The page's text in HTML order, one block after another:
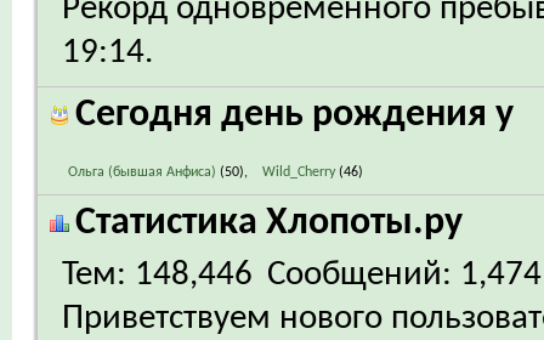
Рекорд одновременного
19:14.
Сегодня день рождения у
Ольга (бывшая Анфиса) (50) Wild_Cherry (46)
Статистика Хлопоты.ру
Тем 148,446 Сообщений
Приветствуем нового